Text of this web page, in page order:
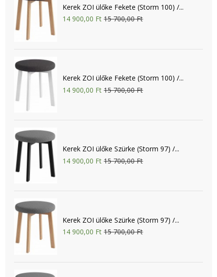
Kerek ZOI ülőke Fekete (Storm 100) /...
14 900,00 Ft 15 700,00 Ft
Kerek ZOI ülőke Fekete (Storm 100) /...
14 900,00 Ft 15 700,00 Ft
Kerek ZOI ülőke Szürke (Storm 97) /...
14 900,00 Ft 15 700,00 Ft
Kerek ZOI ülőke Szürke (Storm 97) /...
14 900,00 Ft 15 700,00 Ft